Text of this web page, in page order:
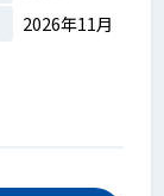
2026年11月